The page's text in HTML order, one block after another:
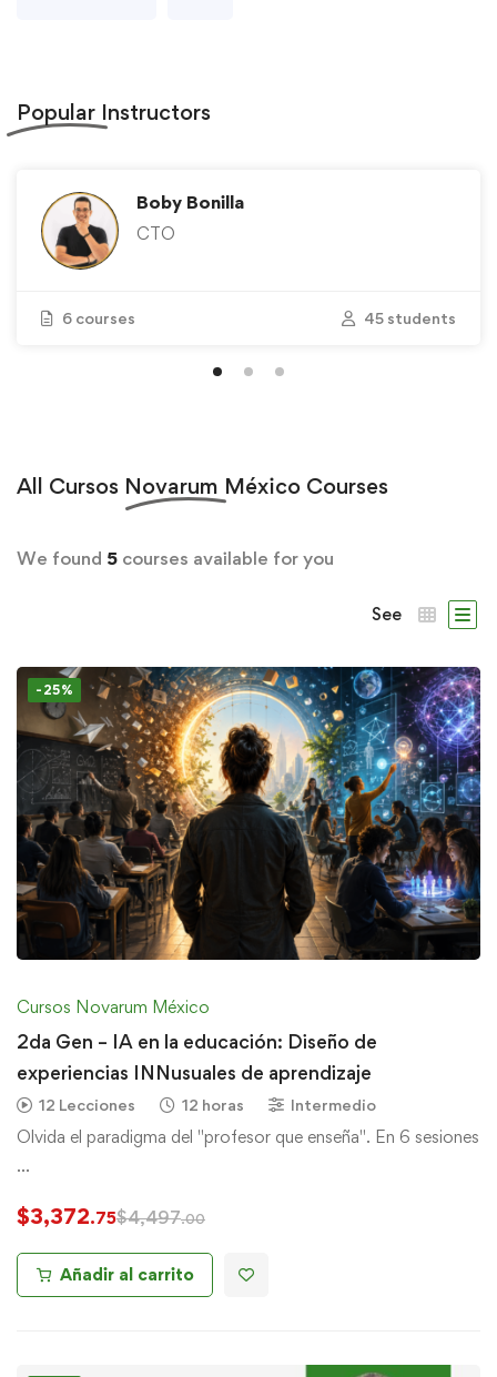
Popular Instructors
Boby Bonilla
CTO
6 courses 45 students
All Cursos Novarum México Courses
We found 5 courses available for you
See
-25%
Cursos Novarum México
2da Gen – IA en la educación: Diseño de
experiencias INNusuales de aprendizaje
12 Lecciones 12 horas Intermedio
Olvida el paradigma del "profesor que enseña". En 6 sesiones
…
$3,372.75$4,497.00
Añadir al carrito